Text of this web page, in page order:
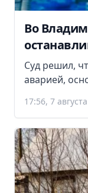
Во
Суд решил,
аварией,
17:56, 7 августа